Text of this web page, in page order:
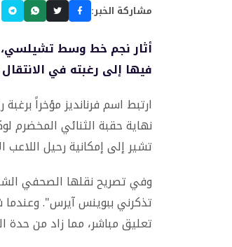
مشاركة الخبر:
أثار نجم خط وسط تشيلسي،
فيها إلى رغبته في
ارتبط اسم فرنانديز مؤخراً
نهاية حقبة الثنائي المخضرم
تشير إلى إمكانية رحيل اللاعب
وفي تصريح نقلها الصحفي
تذكرني ببوينس آيرس".
تعليق مباشر، مما زاد من حدة